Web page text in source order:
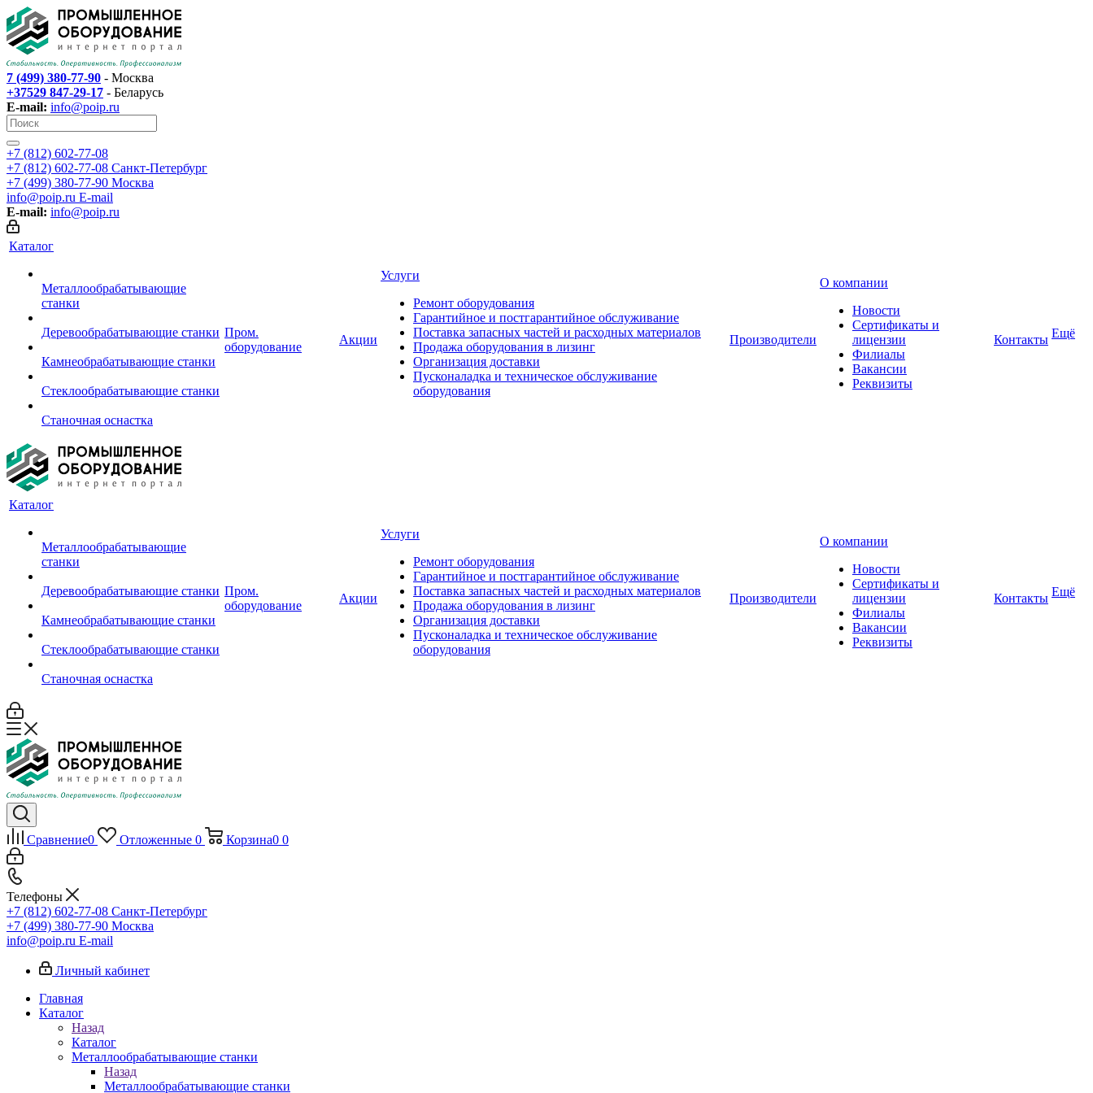
7 (499) 380-77-90 - Москва
+37529 847-29-17 - Беларусь
E-mail: info@poip.ru
+7 (812) 602-77-08
+7 (812) 602-77-08 Санкт-Петербург
+7 (499) 380-77-90 Москва
info@poip.ru E-mail
E-mail: info@poip.ru
Каталог
Металлообрабатывающие
станки
Деревообрабатывающие станки
Камнеобрабатывающие станки
Стеклообрабатывающие станки
Станочная оснастка
Пром.
оборудование
Акции
Услуги
Ремонт оборудования
Гарантийное и постгарантийное обслуживание
Поставка запасных частей и расходных материалов
Продажа оборудования в лизинг
Организация доставки
Пусконаладка и техническое обслуживание
оборудования
Производители
О компании
Новости
Сертификаты и
лицензии
Филиалы
Вакансии
Реквизиты
Контакты Ещё
Каталог
Металлообрабатывающие
станки
Деревообрабатывающие станки
Камнеобрабатывающие станки
Стеклообрабатывающие станки
Станочная оснастка
Пром.
оборудование
Акции
Услуги
Ремонт оборудования
Гарантийное и постгарантийное обслуживание
Поставка запасных частей и расходных материалов
Продажа оборудования в лизинг
Организация доставки
Пусконаладка и техническое обслуживание
оборудования
Производители
О компании
Новости
Сертификаты и
лицензии
Филиалы
Вакансии
Реквизиты
Контакты Ещё
Сравнение0 Отложенные 0 Корзина0 0
Телефоны
+7 (812) 602-77-08 Санкт-Петербург
+7 (499) 380-77-90 Москва
info@poip.ru E-mail
Личный кабинет
Главная
Каталог
Назад
Каталог
Металлообрабатывающие станки
Назад
Металлообрабатывающие станки